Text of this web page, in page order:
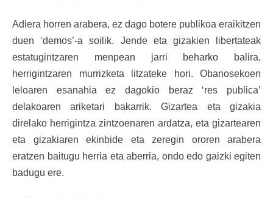
Adiera horren arabera, ez dago botere publikoa eraikitzen
duen ‘demos’-a soilik. Jende eta gizakien libertateak
estatugintzaren menpean jarri beharko balira,
herrigintzaren murrizketa litzateke hori. Obanosekoen
leloaren esanahia ez dagokio beraz ‘res publica’
delakoaren ariketari bakarrik. Gizartea eta gizakia
direlako herrigintza zintzoenaren ardatza, eta gizartearen
eta gizakiaren ekinbide eta zeregin ororen arabera
eratzen baitugu herria eta aberria, ondo edo gaizki egiten
badugu ere.